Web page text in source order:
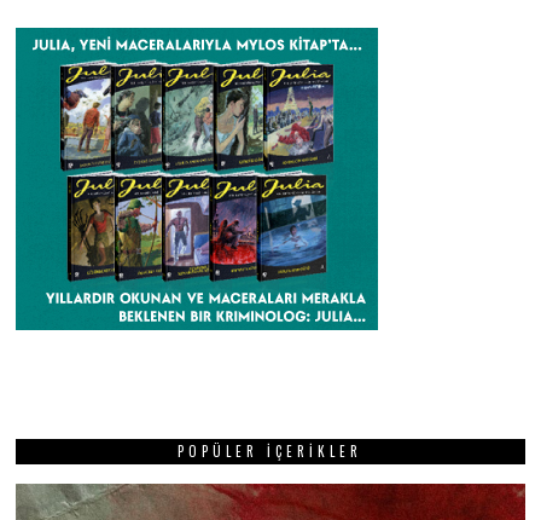
POPÜLER İÇERIKLER